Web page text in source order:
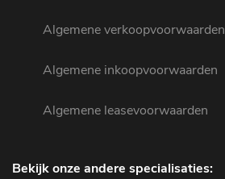
Algemene verkoopvoorwaarden
Algemene inkoopvoorwaarden
Algemene leasevoorwaarden
Bekijk onze andere specialisaties: